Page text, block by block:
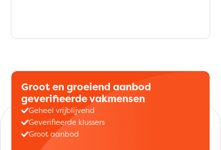
Groot en groeiend aanbod
geverifieerde vakmensen
Geheel vrijblijvend
Geverifieerde klussers
Groot aanbod